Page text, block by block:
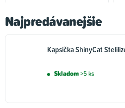
Najpredávanejšie
Kapsička ShinyCat
Skladom>5 ks